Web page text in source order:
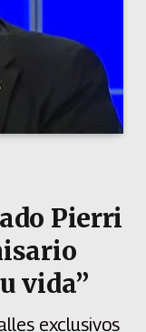
Pierri
vida”
exclusivos